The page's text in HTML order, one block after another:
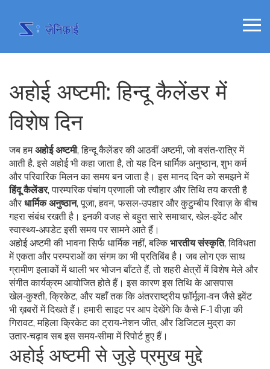
अहोई अष्टमी: हिन्दू कैलेंडर में
विशेष दिन
जब हमअहोई अष्टमी,हिन्दू कैलेंडर की आठवीं अष्टमी, जो वसंत‑रात्रि में
आती है. इसेअहोईभी कहा जाता है, तो यह दिन धार्मिक अनुष्ठान, शुभ कर्म
और परिवारिक मिलन का समय बन जाता है। इस मानद दिन को समझने में
हिंदू कैलेंडर,पारम्परिक पंचांग प्रणाली जो त्यौहार और तिथि तय करती है
औरधार्मिक अनुष्ठान,पूजा, हवन, फसल‑उपहार और कुटुम्बीय रिवाज़के बीच
गहरा संबंध रखती है। इनकी वजह से बहुत सारे समाचार, खेल‑इवेंट और
स्वास्थ्य‑अपडेट इसी समय पर सामने आते हैं।
अहोई अष्टमी की भावना सिर्फ धार्मिक नहीं, बल्किभारतीय संस्कृति,विविधता
में एकता और परम्पराओं का संगमका भी प्रतिबिंब है। जब लोग एक साथ
ग्रामीण इलाकों में थाली भर भोजन बाँटते हैं, तो शहरी क्षेत्रों में विशेष मेले और
संगीत कार्यक्रम आयोजित होते हैं। इस कारण इस तिथि के आसपास
खेल‑कुश्ती, क्रिकेट, और यहाँ तक कि अंतरराष्ट्रीय फ़ॉर्मूला‑वन जैसे इवेंट
भी ख़बरों में दिखते हैं। हमारी साइट पर आप देखेंगे कि कैसे F‑1 वीज़ा की
गिरावट, महिला क्रिकेट का ट्राय‑नेशन जीत, और डिजिटल मुद्रा का
उतार‑चढ़ाव सब इस समय‑सीमा में रिपोर्ट हुए हैं।
अहोई अष्टमी से जुड़े प्रमुख मुद्दे